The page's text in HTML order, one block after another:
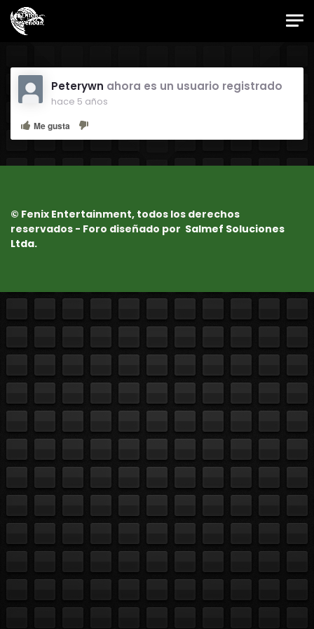
Skip to main content
Foro Oficial JES
Peterywn ahora es un usuario registrado
hace 5 años
Me gusta
© Fenix Entertainment, todos los derechos
reservados - Foro diseñado por Salmef Soluciones
Ltda.